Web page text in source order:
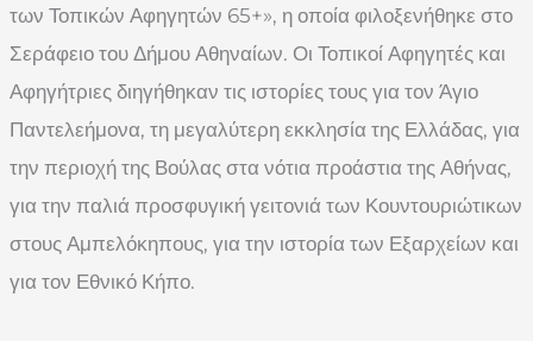
των Τοπικών Αφηγητών 65+», η οποία φιλοξενήθηκε στο
Σεράφειο του Δήμου Αθηναίων. Οι Τοπικοί Αφηγητές και
Αφηγήτριες διηγήθηκαν τις ιστορίες τους για τον Άγιο
Παντελεήμονα, τη μεγαλύτερη εκκλησία της Ελλάδας, για
την περιοχή της Βούλας στα νότια προάστια της Αθήνας,
για την παλιά προσφυγική γειτονιά των Κουντουριώτικων
στους Αμπελόκηπους, για την ιστορία των Εξαρχείων και
για τον Εθνικό Κήπο.